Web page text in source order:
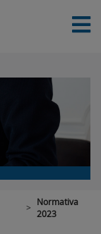
>
Normativa
2023